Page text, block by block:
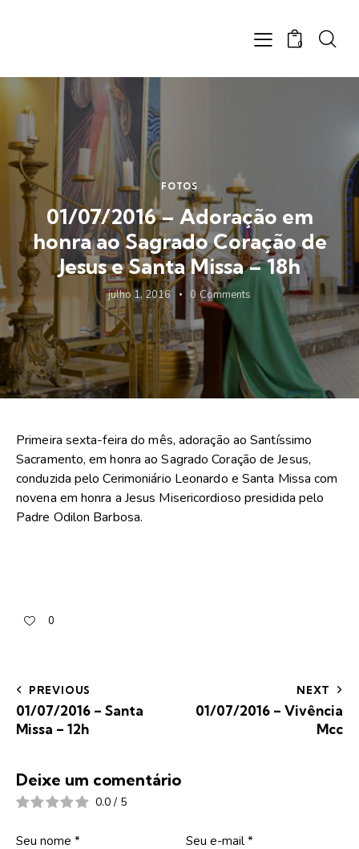
0
FOTOS
01/07/2016 – Adoração em
honra ao Sagrado Coração de
Jesus e Santa Missa – 18h
julho 1, 2016 0 Comments
Primeira sexta-feira do mês, adoração ao Santíssimo
Sacramento, em honra ao Sagrado Coração de Jesus,
conduzida pelo Cerimoniário Leonardo e Santa Missa com
novena em honra a Jesus Misericordioso presidida pelo
Padre Odilon Barbosa.
0
PREVIOUS
01/07/2016 – Santa
Missa – 12h
NEXT
01/07/2016 – Vivência
Mcc
Deixe um comentário
0.0 / 5